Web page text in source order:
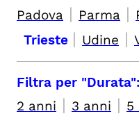
Padova | Parma |
Trieste | Udine |
Filtra per "Durata":
2 anni | 3 anni | 5